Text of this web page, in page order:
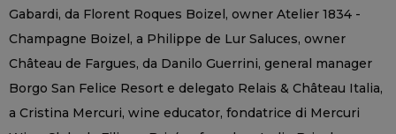
Gabardi, da Florent Roques Boizel, owner Atelier 1834 -
Champagne Boizel, a Philippe de Lur Saluces, owner
Château de Fargues, da Danilo Guerrini, general manager
Borgo San Felice Resort e delegato Relais & Château Italia,
a Cristina Mercuri, wine educator, fondatrice di Mercuri